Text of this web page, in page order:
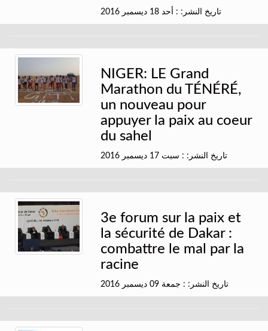
تاريخ النشر: : أحد 18 ديسمبر 2016
NIGER: LE Grand
Marathon du TÉNÉRÉ,
un nouveau pour
appuyer la paix au coeur
du sahel
تاريخ النشر: : سبت 17 ديسمبر 2016
3e forum sur la paix et
la sécurité de Dakar :
combattre le mal par la
racine
تاريخ النشر: : جمعة 09 ديسمبر 2016